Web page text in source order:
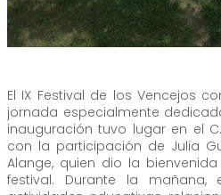
El IX Festival de los Vencejos
jornada especialmente
inauguración tuvo lugar en el
con la participación de Julia
Alange, quien dio la
festival. Durante la